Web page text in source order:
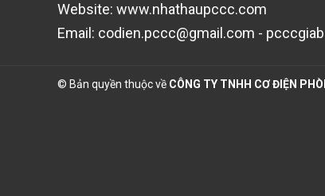
Website: www.nhathaupccc.com
Email: codien.pccc@gmail.com -
© Bản quyền thuộc về CÔNG TY TNHH CƠ ĐIỆN